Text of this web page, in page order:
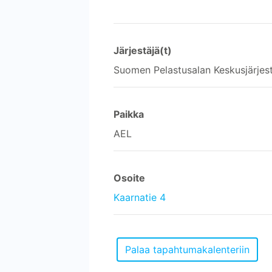
Järjestäjä(t)
Suomen Pelastusalan
Paikka
AEL
Osoite
Kaarnatie 4